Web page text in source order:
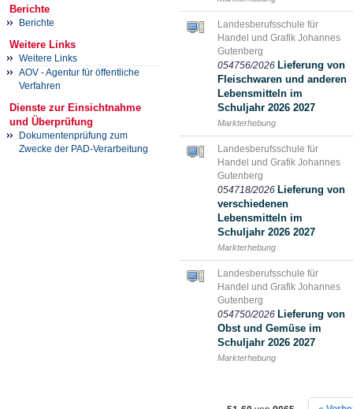
Berichte
Berichte
Weitere Links
Weitere Links
AOV - Agentur für öffentliche
Verfahren
Dienste zur Einsichtnahme
und Überprüfung
Dokumentenprüfung zum
Zwecke der PAD-Verarbeitung
Landesberufsschule für
Handel und Grafik Johannes
Gutenberg
054756/2026 Lieferung von
Fleischwaren und anderen
Lebensmitteln im
Schuljahr 2026 2027
Markterhebung
Landesberufsschule für
Handel und Grafik Johannes
Gutenberg
054718/2026 Lieferung von
verschiedenen
Lebensmitteln im
Schuljahr 2026 2027
Markterhebung
Landesberufsschule für
Handel und Grafik Johannes
Gutenberg
054750/2026 Lieferung von
Obst und Gemüse im
Schuljahr 2026 2027
Markterhebung